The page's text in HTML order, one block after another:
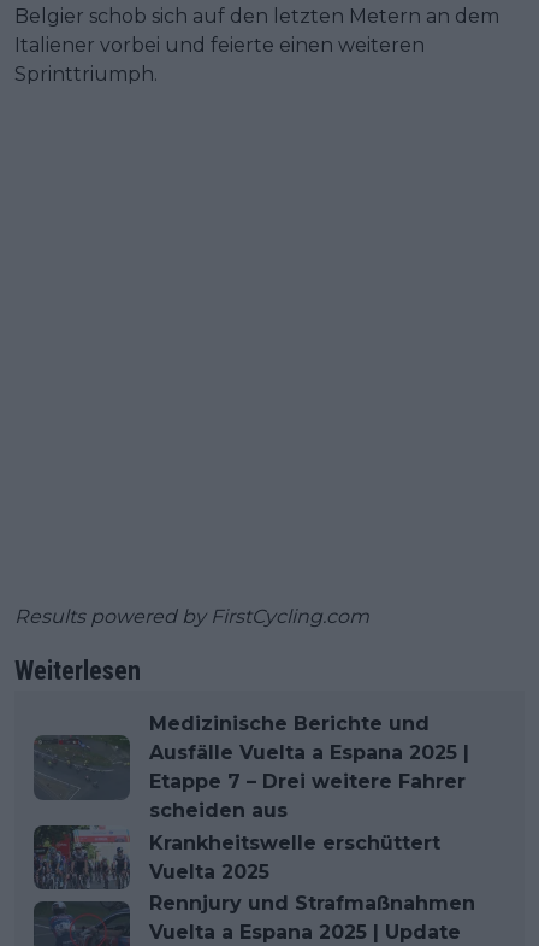
Belgier schob sich auf den letzten Metern an dem
Italiener vorbei und feierte einen weiteren
Sprinttriumph.
Results powered by FirstCycling.com
Weiterlesen
Medizinische Berichte und
Ausfälle Vuelta a Espana 2025 |
Etappe 7 – Drei weitere Fahrer
scheiden aus
Krankheitswelle erschüttert
Vuelta 2025
Rennjury und Strafmaßnahmen
Vuelta a Espana 2025 | Update